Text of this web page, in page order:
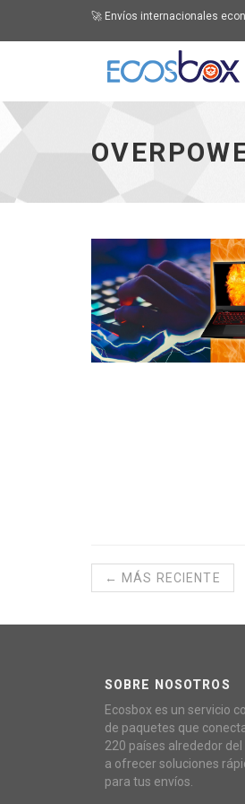
🚀 Envíos internacionales
← MÁS RECIENTE
SOBRE NOSOTROS
Ecosbox es un servicio
de paquetes que
220 países alrededor
a ofrecer soluciones
para tus envíos.